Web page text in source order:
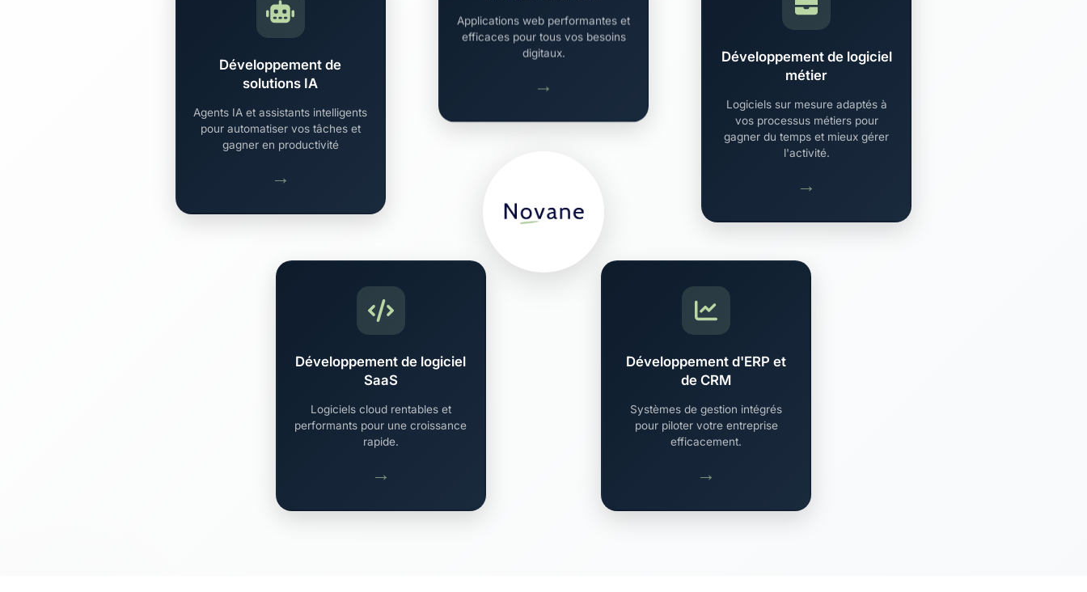
Applications web performantes et
efficaces pour tous vos besoins
digitaux.
→
Développement de logiciel
métier
Logiciels sur mesure adaptés à
vos processus métiers pour
gagner du temps et mieux gérer
l'activité.
→
Développement d'ERP et
de CRM
Systèmes de gestion intégrés
pour piloter votre entreprise
efficacement.
→
Développement de logiciel
SaaS
Logiciels cloud rentables et
performants pour une croissance
rapide.
→
Développement de
solutions IA
Agents IA et assistants intelligents
pour automatiser vos tâches et
gagner en productivité
→